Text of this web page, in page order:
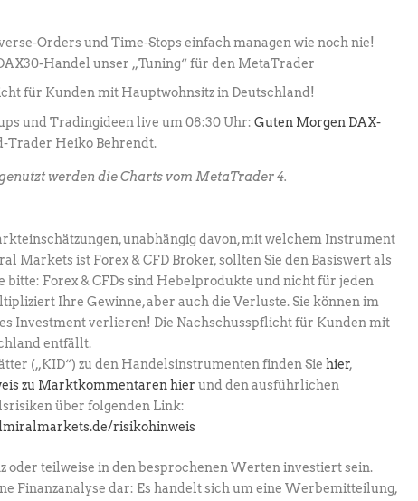
Orders und Time-Stops einfach managen wie noch nie!
Handel unser „Tuning“ für den MetaTrader
für Kunden mit Hauptwohnsitz in Deutschland!
und Tradingideen live um 08:30 Uhr: Guten Morgen DAX-
Trader Heiko Behrendt.
werden die Charts vom MetaTrader 4.
unabhängig davon, mit welchem Instrument
Markets ist Forex & CFD Broker, sollten Sie den Basiswert als
bitte: Forex & CFDs sind Hebelprodukte und nicht für jeden
Ihre Gewinne, aber auch die Verluste. Sie können im
Investment verlieren! Die Nachschusspflicht für Kunden mit
entfällt.
(„KID“) zu den Handelsinstrumenten finden Sie hier,
zu Marktkommentaren hier und den ausführlichen
über folgenden Link:
risikohinweis
oder teilweise in den besprochenen Werten investiert sein.
Finanzanalyse dar: Es handelt sich um eine Werbemitteilung,